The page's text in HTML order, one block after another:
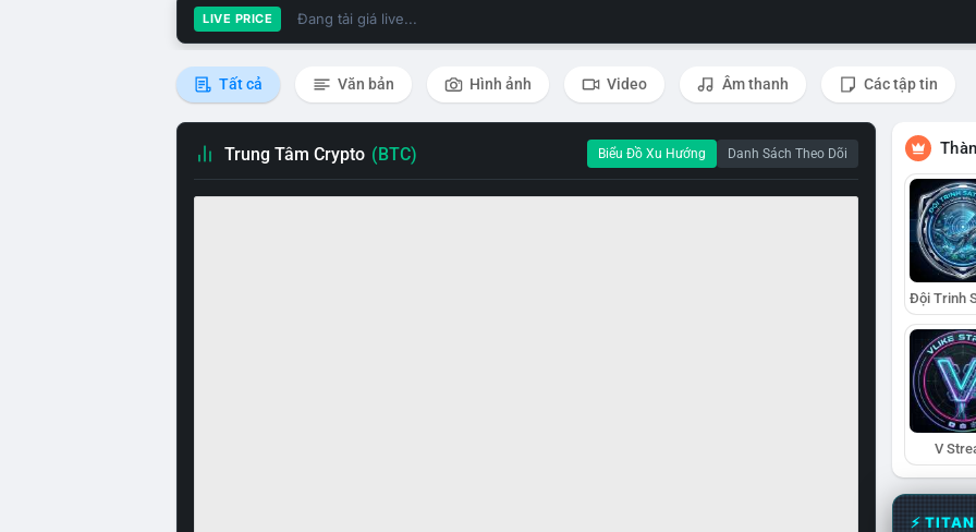
LIVE PRICE Đang tải giá live...
Tất cả Văn bản Hình ảnh Video Âm thanh Các tập tin
Trung Tâm Crypto (BTC) Biểu Đồ Xu Hướng Danh Sách Theo Dõi
V
⚡